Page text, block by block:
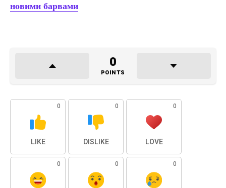
новими барвами
0
POINTS
0
LIKE
0
DISLIKE
0
LOVE
0 0 0